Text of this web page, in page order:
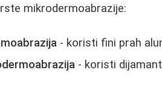
mikrodermoabrazije:
- koristi fini prah
- koristi